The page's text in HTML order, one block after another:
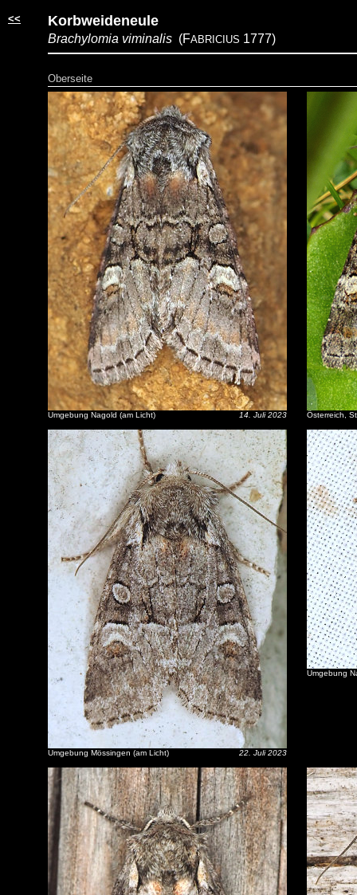
<< Korbweideneule
Brachylomia viminalis (FABRICIUS 1777)
Oberseite
Umgebung Nagold (am Licht) 14. Juli 2023
Umgebung Mössingen (am Licht) 22. Juli 2023
Österreich,
Umgebung